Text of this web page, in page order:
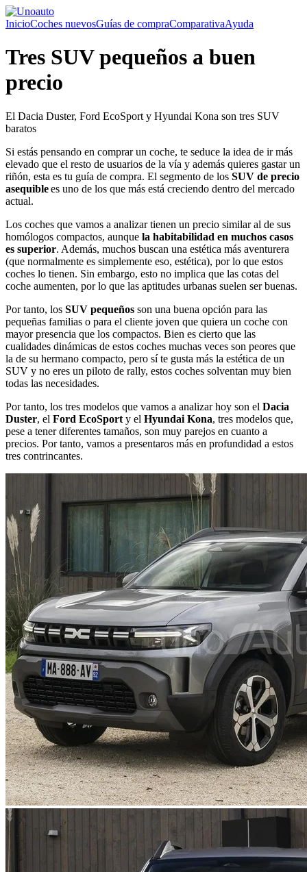
InicioCoches nuevosGuías de compraComparativaAyuda
Tres SUV pequeños a buen
precio
El Dacia Duster, Ford EcoSport y Hyundai Kona son tres SUV
baratos
Si estás pensando en comprar un coche, te seduce la idea de ir más
elevado que el resto de usuarios de la vía y además quieres gastar un
riñón, esta es tu guía de compra. El segmento de los SUV de precio
asequiblees uno de los que más está creciendo dentro del mercado
actual.
Los coches que vamos a analizar tienen un precio similar al de sus
homólogos compactos, aunque la habitabilidad en muchos casos
es superior. Además, muchos buscan una estética más aventurera
(que normalmente es simplemente eso, estética), por lo que estos
coches lo tienen. Sin embargo, esto no implica que las cotas del
coche aumenten, por lo que las aptitudes urbanas suelen ser buenas.
Por tanto, los SUV pequeños son una buena opción para las
pequeñas familias o para el cliente joven que quiera un coche con
mayor presencia que los compactos. Bien es cierto que las
cualidades dinámicas de estos coches muchas veces son peores que
la de su hermano compacto, pero sí te gusta más la estética de un
SUV y no eres un piloto de rally, estos coches solventan muy bien
todas las necesidades.
Por tanto, los tres modelos que vamos a analizar hoy son el Dacia
Duster, el Ford EcoSport y el Hyundai Kona, tres modelos que,
pese a tener diferentes tamaños, son muy parejos en cuanto a
precios. Por tanto, vamos a presentaros más en profundidad a estos
tres contrincantes.